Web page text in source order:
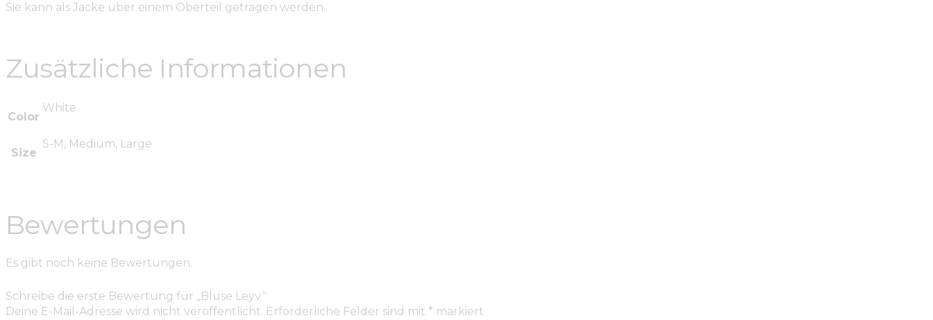
Sie kann als Jacke über einem Oberteil getragen werden.
Zusätzliche Informationen
Color
White
Size
S-M, Medium, Large
Bewertungen
Es gibt noch keine Bewertungen.
Schreibe die erste Bewertung für „Bluse Leyv“
Deine E-Mail-Adresse wird nicht veröffentlicht. Erforderliche Felder sind mit * markiert